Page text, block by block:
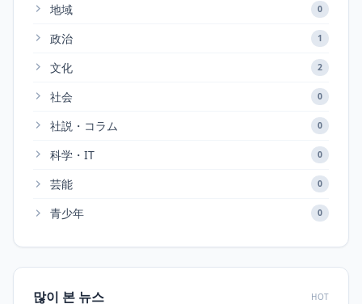
地域 0
政治 1
文化 2
社会 0
社説・コラム 0
科学・IT 0
芸能 0
青少年 0
많이 본 뉴스 HOT